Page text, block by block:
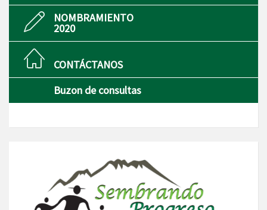
NOMBRAMIENTO
2020
CONTÁCTANOS
Buzon de consultas